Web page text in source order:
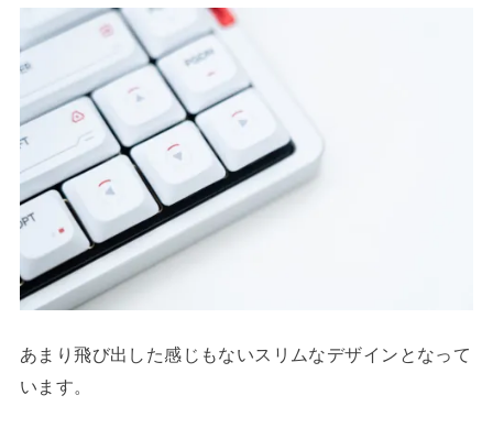
あまり飛び出した感じもないスリムなデザインとなって
います。